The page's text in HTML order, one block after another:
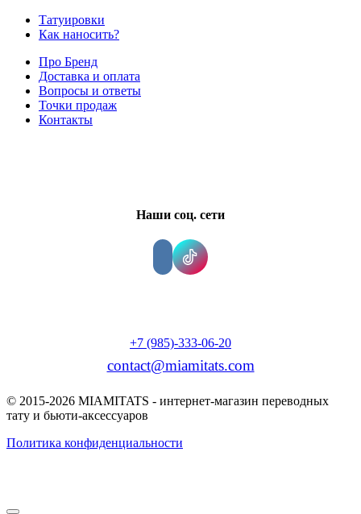
Татуировки
Как наносить?
Про Бренд
Доставка и оплата
Вопросы и ответы
Точки продаж
Контакты
Наши соц. сети
+7 (985)-333-06-20
contact@miamitats.com
© 2015-2026 MIAMITATS - интернет-магазин переводных
тату и бьюти-аксессуаров
Политика конфиденциальности